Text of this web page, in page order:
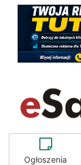
Ogłoszenia